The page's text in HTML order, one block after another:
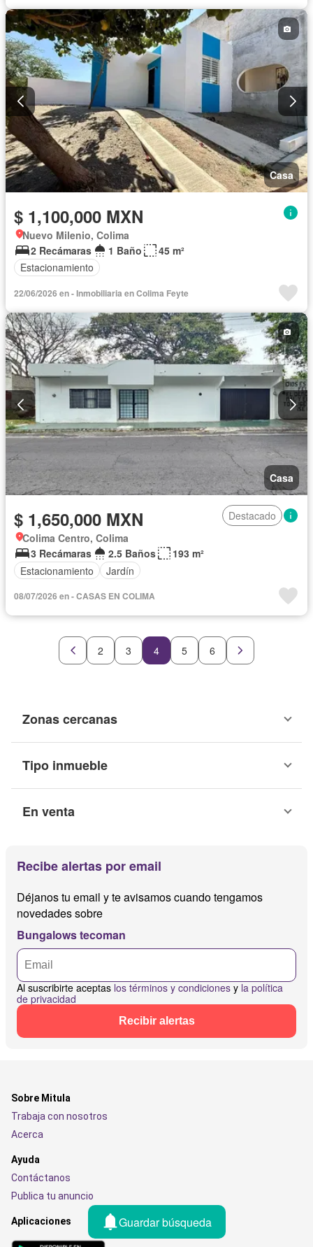
Casa
$ 1,100,000 MXN
Nuevo Milenio, Colima
2 Recámaras
1 Baño
45 m²
Estacionamiento
22/06/2026 en - Inmobiliaria en Colima Feyte
Casa
$ 1,650,000 MXN
Destacado
Colima Centro, Colima
3 Recámaras
2.5 Baños
193 m²
Estacionamiento
Jardín
08/07/2026 en - CASAS EN COLIMA
2 3 4 5 6
Zonas cercanas
Tipo inmueble
En venta
Recibe alertas por email
Déjanos tu email y te avisamos cuando tengamos
novedades sobre
Bungalows tecoman
Al suscribirte aceptas los términos y condiciones y la política
de privacidad
Recibir alertas
Guardar búsqueda
Sobre Mitula
Trabaja con nosotros
Acerca
Ayuda
Contáctanos
Publica tu anuncio
Aplicaciones